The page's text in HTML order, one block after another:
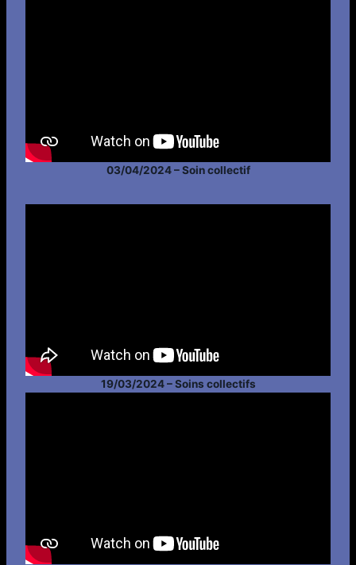
03/04/2024 – Soin collectif
19/03/2024 – Soins collectifs